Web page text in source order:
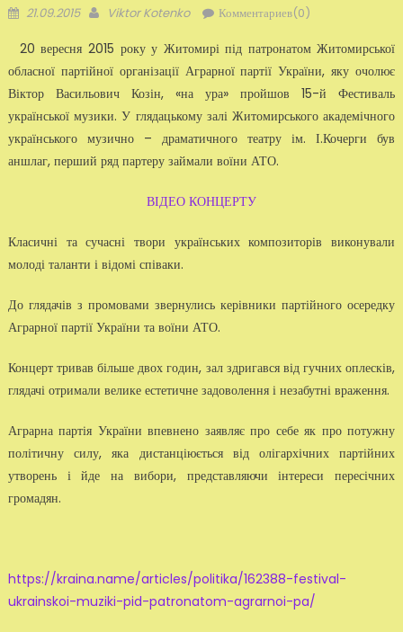
Добавлено
21.09.2015 Автор
Viktor Kotenko Комментариев(0)
20 вересня 2015 року у Житомирі під патронатом Житомирської
обласної партійної організації Аграрної партії України, яку очолює
Віктор Васильович Козін, «на ура» пройшов 15-й Фестиваль
української музики. У глядацькому залі Житомирського академічного
українського музично – драматичного театру ім. І.Кочерги був
аншлаг, перший ряд партеру займали воїни АТО.
ВІДЕО КОНЦЕРТУ
Класичні та сучасні твори українських композиторів виконували
молоді таланти і відомі співаки.
До глядачів з промовами звернулись керівники партійного осередку
Аграрної партії України та воїни АТО.
Концерт тривав більше двох годин, зал здригався від гучних оплесків,
глядачі отримали велике естетичне задоволення і незабутні враження.
Аграрна партія України впевнено заявляє про себе як про потужну
політичну силу, яка дистанціюється від олігархічних партійних
утворень і йде на вибори, представляючи інтереси пересічних
громадян.
https://kraina.name/articles/politika/162388-festival-
ukrainskoi-muziki-pid-patronatom-agrarnoi-pa/